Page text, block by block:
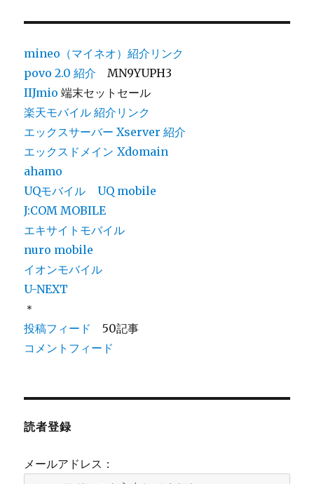
ン
mineo（マイネオ）紹介リンク
povo 2.0 紹介 MN9YUPH3
IIJmio 端末セットセール
楽天モバイル 紹介リンク
エックスサーバー Xserver 紹介
エックスドメイン Xdomain
ahamo
UQモバイル
UQ mobile
J:COM MOBILE
エキサイトモバイル
nuro mobile
イオンモバイル
U-NEXT
＊
投稿フィード
50記事
コメントフィード
読者登録
メールアドレス：